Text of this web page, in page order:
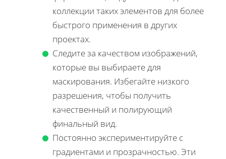
коллекции таких элементов для более
быстрого применения в других
проектах.
Следите за качеством изображений,
которые вы выбираете для
маскирования. Избегайте низкого
разрешения, чтобы получить
качественный и полирующий
финальный вид.
Постоянно экспериментируйте с
градиентами и прозрачностью. Эти